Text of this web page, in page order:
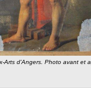
Arts d’Angers. Photo avant